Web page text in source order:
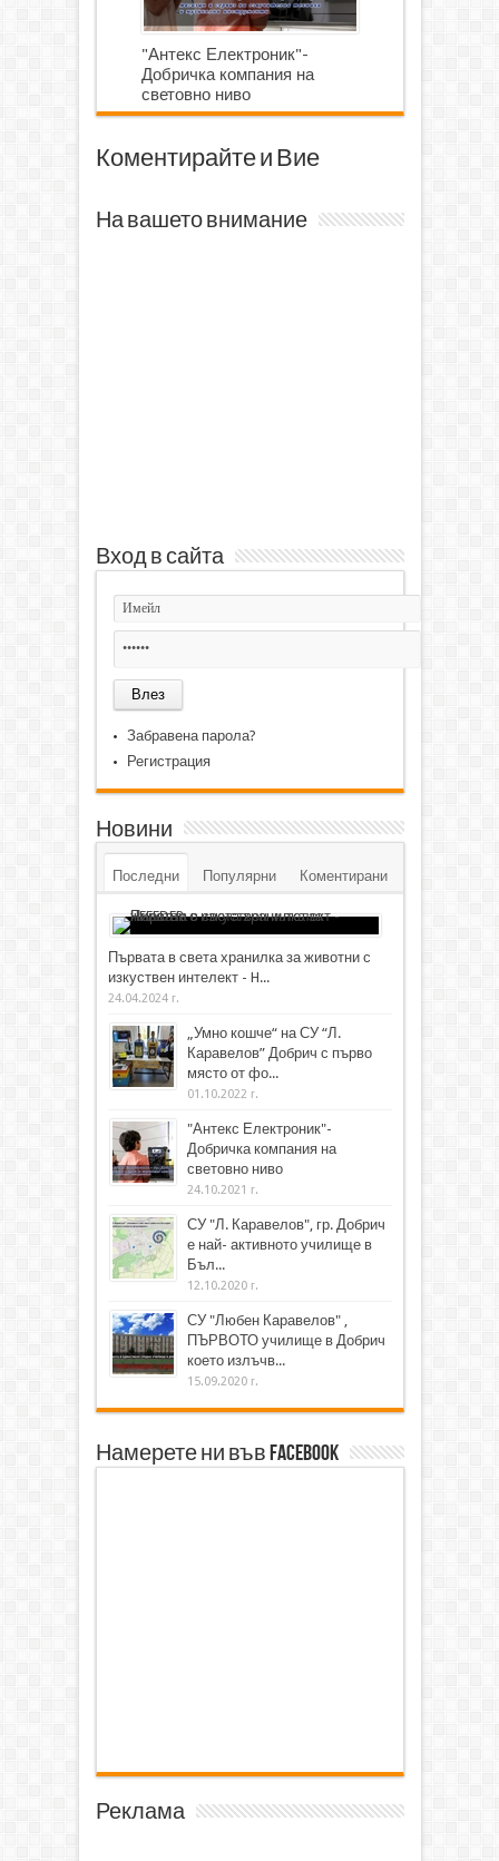
"Антекс Електроник"-
Добричка компания на
световно ниво
Коментирайте и Вие
На вашето внимание
Вход в сайта
Забравена парола?
Регистрация
Новини
Последни Популярни Коментирани
Първата в света хранилка за животни с
изкуствен интелект - H...
24.04.2024 г.
„Умно кошче“ на СУ “Л.
Каравелов” Добрич с първо
място от фо...
01.10.2022 г.
"Антекс Електроник"-
Добричка компания на
световно ниво
24.10.2021 г.
СУ "Л. Каравелов", гр. Добрич
е най- активното училище в
Бъл...
12.10.2020 г.
СУ "Любен Каравелов" ,
ПЪРВОТО училище в Добрич
което излъчв...
15.09.2020 г.
Намерете ни във Facebook
Реклама